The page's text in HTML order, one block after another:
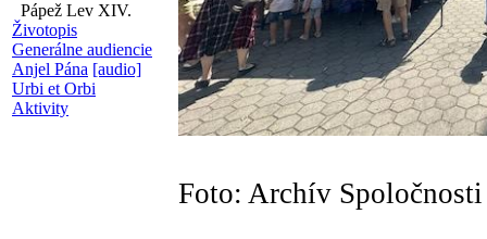
Pápež Lev XIV.
Životopis
Generálne audiencie
Anjel Pána [audio]
Urbi et Orbi
Aktivity
Foto: Archív